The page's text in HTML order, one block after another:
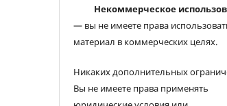
Некоммерческое
— вы не имеете права
материал в коммерческих целях.
Никаких дополнительных
Вы не имеете права применять